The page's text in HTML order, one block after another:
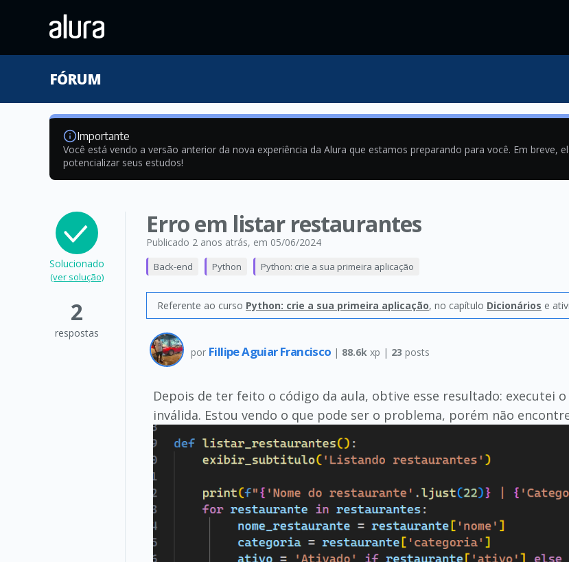
FÓRUM
Importante
Você está vendo a versão anterior da nova experiência da Alura que estamos preparando para você. Em breve,
potencializar seus estudos!
Solucionado
(ver solução)
2
respostas
Erro em listar restaurantes
Publicado 2 anos atrás, em 05/06/2024
Back-end Python Python: crie a sua primeira aplicação
Referente ao curso Python: crie a sua primeira aplicação, no capítulo Dicionários e
por Fillipe Aguiar Francisco | 88.6k xp | 23 posts
Depois de ter feito o código da aula, obtive esse resultado: executei
inválida. Estou vendo o que pode ser o problema, porém não